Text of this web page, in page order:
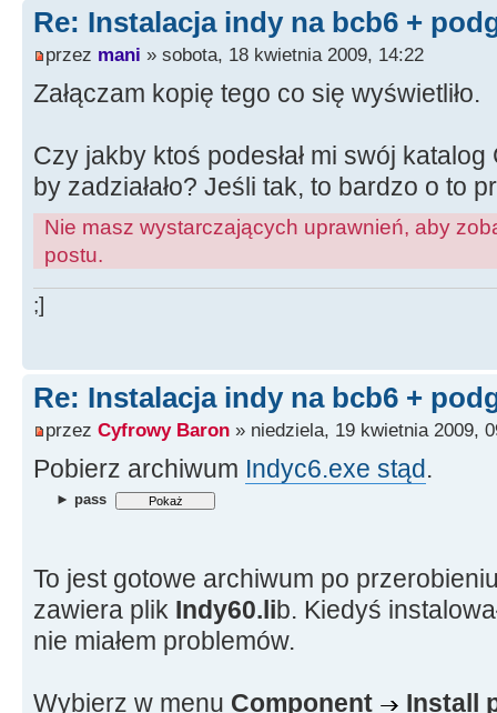
Re: Instalacja indy na bcb6 +
przez mani » sobota, 18 kwietnia 2009, 14:22
Załączam kopię tego co się wyświetliło.
Czy jakby ktoś podesłał mi swój
by zadziałało? Jeśli tak, to bardzo o to
Nie masz wystarczających uprawnień, aby
postu.
;]
Re: Instalacja indy na bcb6 +
przez Cyfrowy Baron » niedziela, 19 kwietnia 2009,
Pobierz archiwum Indyc6.exe stąd.
► pass
To jest gotowe archiwum po
zawiera plik Indy60.lib. Kiedyś
nie miałem problemów.
Wybierz w menu Component
Install